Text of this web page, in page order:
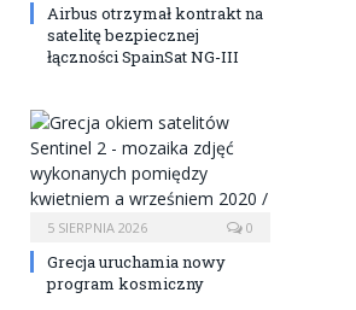
Airbus otrzymał kontrakt na
satelitę bezpiecznej
łączności SpainSat NG-III
5 SIERPNIA 2026 0
Grecja uruchamia nowy
program kosmiczny